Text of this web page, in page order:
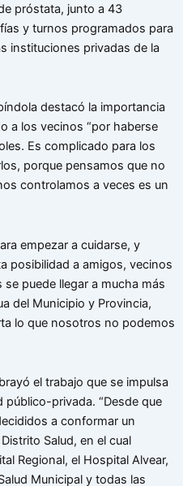
próstata, junto a 43
y turnos programados para
instituciones privadas de la
destacó la importancia
a los vecinos “por haberse
Es complicado para los
porque pensamos que no
controlamos a veces es un
empezar a cuidarse, y
posibilidad a amigos, vecinos
puede llegar a mucha más
del Municipio y Provincia,
lo que nosotros no podemos
el trabajo que se impulsa
público-privada. “Desde que
a conformar un
Salud, en el cual
Regional, el Hospital Alvear,
Municipal y todas las